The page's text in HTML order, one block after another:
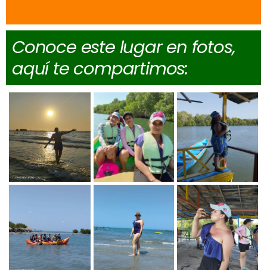
Conoce este lugar en fotos,
aquí te compartimos: